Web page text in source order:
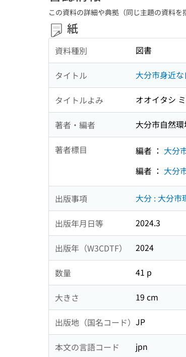
この資料の詳細や典拠（同じ主題の資料を
紙
資料種別 図書
タイトル 大分市身近
タイトルよみ オオイタシ
著者・編者 大分市自然
著者標目 編者 ： 大分
編者 ： 大分
出版事項 大分 : 大分市
出版年月日等 2024.3
出版年（W3CDTF） 2024
数量 41 p
大きさ 19 cm
出版地（国名コード） JP
本文の言語コード jpn